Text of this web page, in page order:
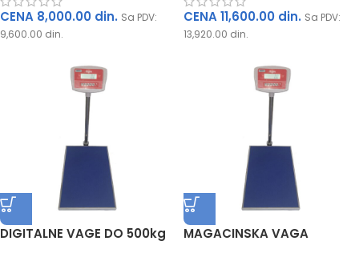
CENA 8,000.00 din. Sa PDV:
9,600.00 din.
CENA11,600.00 din. Sa PDV:
13,920.00 din.
DIGITALNE VAGE DO 500kg
MAGACINSKA VAGA